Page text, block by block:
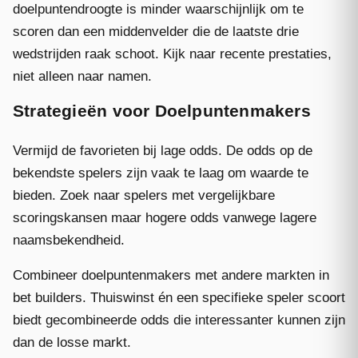
doelpuntendroogte is minder waarschijnlijk om te
scoren dan een middenvelder die de laatste drie
wedstrijden raak schoot. Kijk naar recente prestaties,
niet alleen naar namen.
Strategieën voor Doelpuntenmakers
Vermijd de favorieten bij lage odds. De odds op de
bekendste spelers zijn vaak te laag om waarde te
bieden. Zoek naar spelers met vergelijkbare
scoringskansen maar hogere odds vanwege lagere
naamsbekendheid.
Combineer doelpuntenmakers met andere markten in
bet builders. Thuiswinst én een specifieke speler scoort
biedt gecombineerde odds die interessanter kunnen zijn
dan de losse markt.